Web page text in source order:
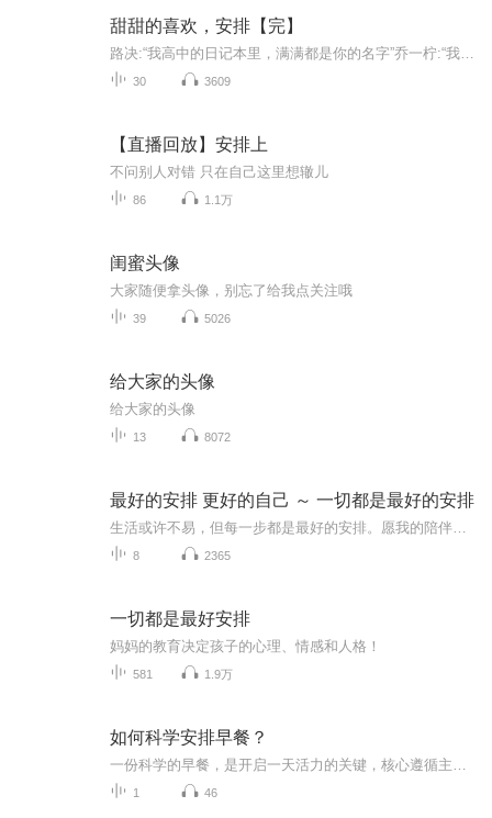
甜甜的喜欢，安排【完】
30 3609
【直播回放】安排上
不问别人对错 只在自己这里想辙儿
86 1.1万
闺蜜头像
大家随便拿头像，别忘了给我点关注哦
39 5026
给大家的头像
给大家的头像
13 8072
最好的安排 更好的自己 ～ 一切都是最好的安排
8 2365
一切都是最好安排
妈妈的教育决定孩子的心理、情感和人格！
581 1.9万
如何科学安排早餐？
1 46